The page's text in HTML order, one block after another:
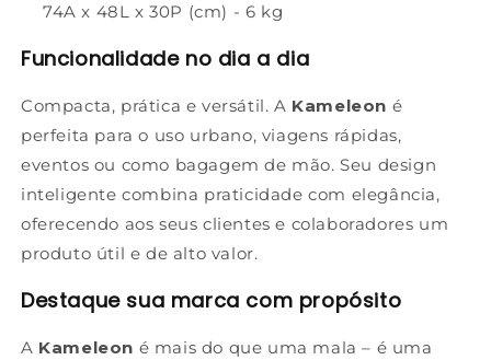
74A x 48L x 30P (cm) - 6 kg
Funcionalidade no dia a dia
Compacta, prática e versátil. A Kameleon é
perfeita para o uso urbano, viagens rápidas,
eventos ou como bagagem de mão. Seu design
inteligente combina praticidade com elegância,
oferecendo aos seus clientes e colaboradores um
produto útil e de alto valor.
Destaque sua marca com propósito
A Kameleon é mais do que uma mala – é uma